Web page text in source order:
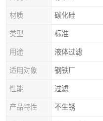
材质 碳化硅
类型 标准
用途 液体过滤
适用对象 钢铁厂
性能 过滤
产品特性 不生锈